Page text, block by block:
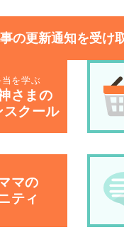
の更新通知を受け
を学ぶ
さまの
スクール
マの
ティ